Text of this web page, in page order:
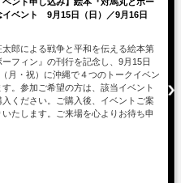
イベント 9月15日（日）／9月16日
郎による戦争と平和を伝える絵本第
ーフィン』の刊行を記念し、9月15日
月・祝）に沖縄で４つのトークイベン
す。参加ご希望の方は、該当イベント
ください。ご購入後、イベントご案
たします。ご来場を心よりお待ち申